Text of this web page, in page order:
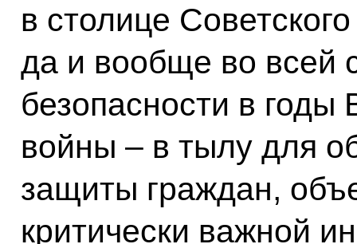
в столице
да и вообще во всей
безопасности в годы
войны – в тылу для
защиты граждан,
критически важной